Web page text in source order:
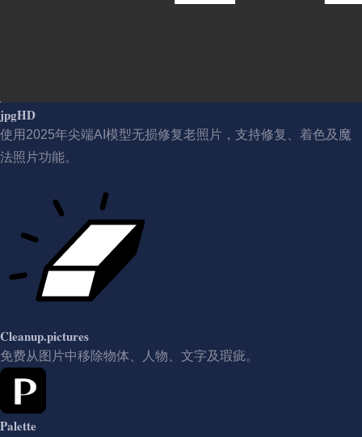
jpgHD
使用2025年尖端AI模型无损修复老照片，支持修复、着色及魔
法照片功能。
Cleanup.pictures
免费从图片中移除物体、人物、文字及瑕疵。
Palette